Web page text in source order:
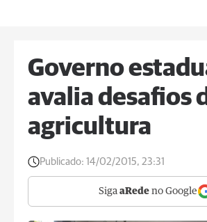
Governo
avalia desafios
agricultura
Publicado: 14/02/2015, 23:31
Siga aRede no Google